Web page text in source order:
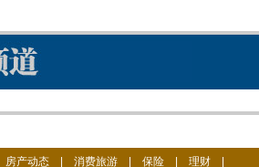
房产动态 消费旅游 保险 理财